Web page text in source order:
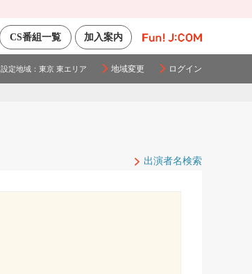
加入案内
CS番組一覧
設定地域： 東京 東エリア 地域変更 ログイン
出演者名検索